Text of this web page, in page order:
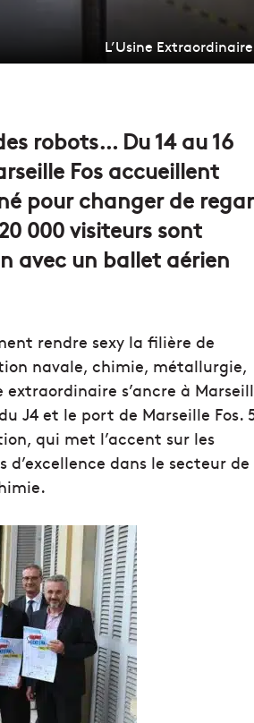
L’Usine
robots… Du 14 au 16
Fos accueillent
pour changer de
000 visiteurs sont
avec un ballet aérien
rendre sexy la filière de
navale, chimie, métallurgie,
s’ancre à
J4 et le port de Marseille Fos.
qui met l’accent sur les
dans le secteur de